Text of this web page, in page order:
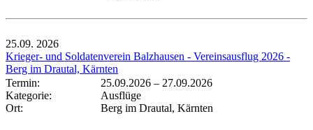
25.09. 2026
Krieger- und Soldatenverein Balzhausen - Vereinsausflug 2026 -
Berg im Drautal, Kärnten
Termin:
25.09.2026 – 27.09.2026
Kategorie:
Ausflüge
Ort:
Berg im Drautal, Kärnten